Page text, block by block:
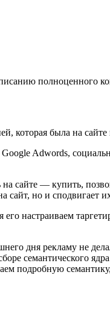
полноценного
которая была на
Adwords,
сайте — купить,
сайт, но и сподвигает
его настраиваем
дня рекламу не
семантического
подробную